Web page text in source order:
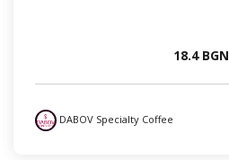
18.4 BGN
DABOV Specialty Coffee